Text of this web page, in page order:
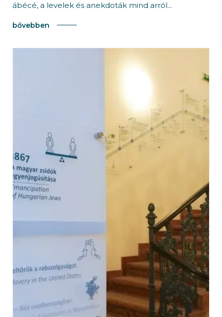
ábécé, a levelek és anekdoták mind arról...
bővebben